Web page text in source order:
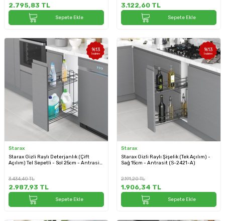
2.795,83 TL
Sepete Ekle
3.122,60 TL
Sepete Ekle
%13
İndirim
Starax
Starax Gizli Raylı Deterjanlık (Çift
Açılım) Tel Sepetli - Sol 25cm - Antrasit
3.434,40TL
2.987,93 TL
Sepete Ekle
%13
İndirim
Starax
Starax Gizli Raylı Şişelik (Tek Açılım) -
Sağ 15cm - Antrasit (S-2421-A)
2.191,20TL
1.906,34 TL
Sepete Ekle